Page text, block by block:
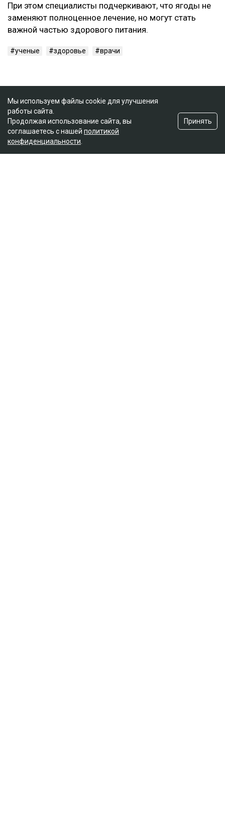
При этом специалисты подчеркивают, что ягоды не
заменяют полноценное лечение, но могут стать
важной частью здорового питания.
ученые здоровье врачи
Мы используем файлы cookie для улучшения
работы сайта.
Продолжая использование сайта, вы
соглашаетесь с нашей политикой
конфиденциальности
Принять